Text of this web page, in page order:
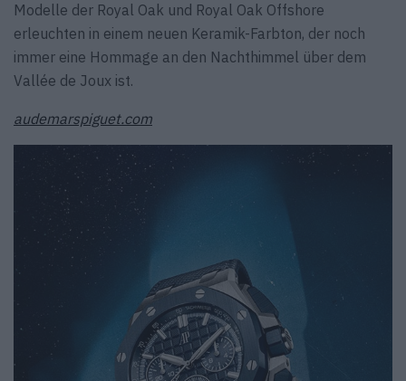
Modelle der Royal Oak und Royal Oak Offshore
erleuchten in einem neuen Keramik-Farbton, der noch
immer eine Hommage an den Nachthimmel über dem
Vallée de Joux ist.
audemarspiguet.com